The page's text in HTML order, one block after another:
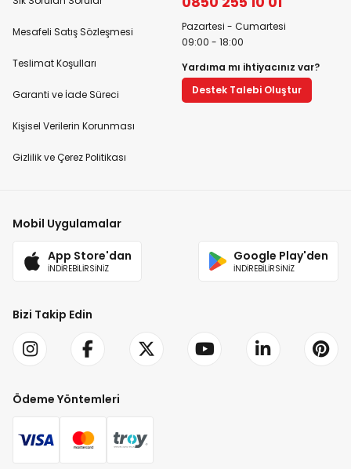
Mesafeli Satış Sözleşmesi
Teslimat Koşulları
Garanti ve İade Süreci
Kişisel Verilerin Korunması
Gizlilik ve Çerez Politikası
Pazartesi - Cumartesi
09:00 - 18:00
Yardıma mı ihtiyacınız var?
Destek Talebi Oluştur
Mobil Uygulamalar
App Store'dan
İNDİREBİLİRSİNİZ
Google Play'den
İNDİREBİLİRSİNİZ
Bizi Takip Edin
Ödeme Yöntemleri